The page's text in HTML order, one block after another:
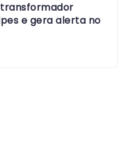
e gera alerta no